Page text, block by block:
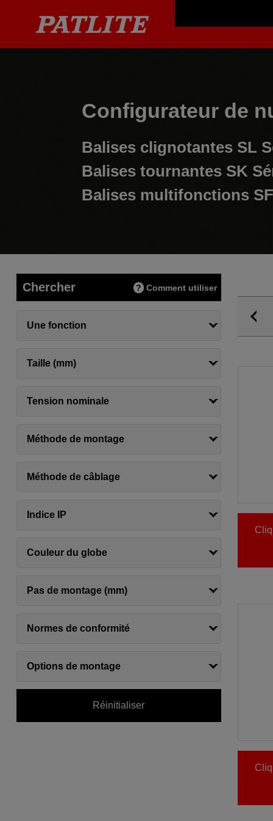
Chercher Comment utiliser
Une fonction
Taille (mm)
Tension nominale
Méthode de montage
Méthode de câblage
Indice IP
Couleur du globe
Pas de montage (mm)
Normes de conformité
Options de montage
Réinitialiser
Configurateur de
Balises clignotantes SL
Balises tournantes SK
Balises multifonctions